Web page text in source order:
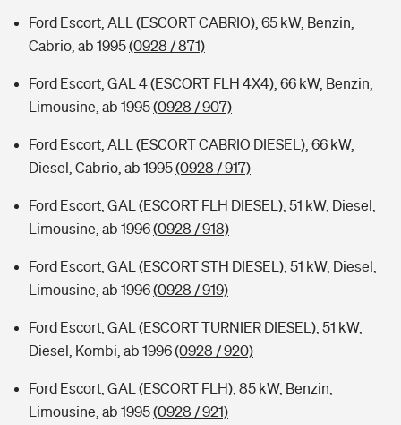
Ford Escort, ALL (ESCORT CABRIO), 65 kW, Benzin,
Cabrio, ab 1995(0928 / 871)
Ford Escort, GAL 4 (ESCORT FLH 4X4), 66 kW, Benzin,
Limousine, ab 1995(0928 / 907)
Ford Escort, ALL (ESCORT CABRIO DIESEL), 66 kW,
Diesel, Cabrio, ab 1995(0928 / 917)
Ford Escort, GAL (ESCORT FLH DIESEL), 51 kW, Diesel,
Limousine, ab 1996(0928 / 918)
Ford Escort, GAL (ESCORT STH DIESEL), 51 kW, Diesel,
Limousine, ab 1996(0928 / 919)
Ford Escort, GAL (ESCORT TURNIER DIESEL), 51 kW,
Diesel, Kombi, ab 1996(0928 / 920)
Ford Escort, GAL (ESCORT FLH), 85 kW, Benzin,
Limousine, ab 1995(0928 / 921)